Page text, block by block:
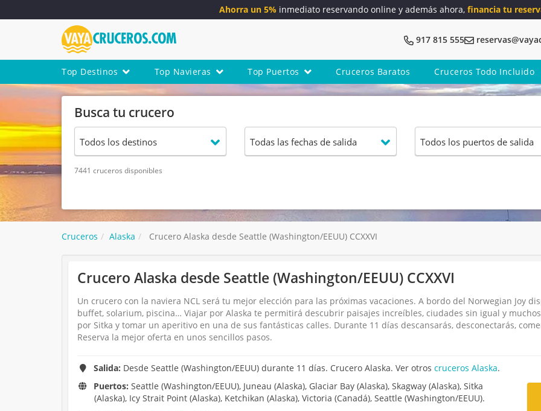
Ahorra un 5%inmediato reservando online y además ahora, financia tu
917 815 555
Top Destinos Top Navieras Top Puertos Cruceros Baratos Cruceros Todo Incluido
Busca tu crucero
7441 cruceros disponibles
Cruceros Alaska Crucero Alaska desde Seattle (Washington/EEUU) CCXXVI
Crucero Alaska desde Seattle (Washington/EEUU) CCXXVI
Un crucero con la naviera NCL será tu mejor elección para las próximas vacaciones. A bordo del Norwegian Joy
buffet, solarium, piscina… Viajar por Alaska te permitirá descubrir paisajes increíbles, ciudades sin igual y
por Sitka y tomar un aperitivo en una de sus fantásticas calles. Durante 11 días descansarás, desconectarás,
Reserva la mejor oferta en unos sencillos pasos.
Salida: Desde Seattle (Washington/EEUU) durante 11 días. Crucero Alaska. Ver otroscruceros Alaska.
Puertos: Seattle (Washington/EEUU), Juneau (Alaska), Glaciar Bay (Alaska), Skagway (Alaska), Sitka
(Alaska), Icy Strait Point (Alaska), Ketchikan (Alaska), Victoria (Canadá), Seattle (Washington/EEUU).